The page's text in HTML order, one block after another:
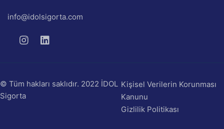
info@idolsigorta.com
© Tüm hakları saklıdır. 2022 İDOL
Sigorta
Kişisel Verilerin Korunması
Kanunu
Gizlilik Politikası